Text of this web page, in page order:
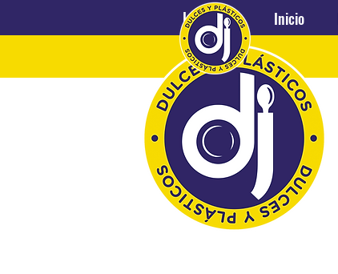
Inicio Nosotros
Inicio